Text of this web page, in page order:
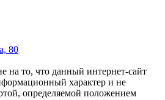
80
на то, что данный интернет-сайт
характер и не
определяемой положением